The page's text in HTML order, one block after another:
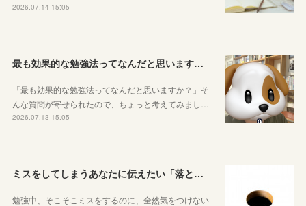
2026.07.14 15:05
最も効果的な勉強法ってなんだと思いますか？
「最も効果的な勉強法ってなんだと思いますか？」そ
んな質問が寄せられたので、ちょっと考えてみまし…
2026.07.13 15:05
ミスをしてしまうあなたに伝えたい「落とし穴がある道は早歩きしない」ということ
勉強中、そこそこミスをするのに、全然気をつけない